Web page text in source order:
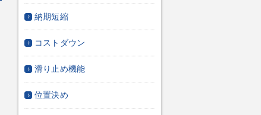
納期短縮
コストダウン
滑り止め機能
位置決め